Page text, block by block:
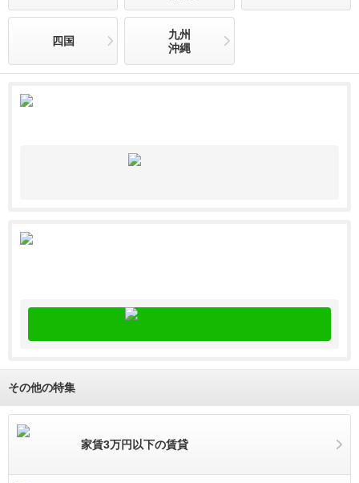
四国
九州
沖縄
その他の特集
家賃3万円以下の賃貸